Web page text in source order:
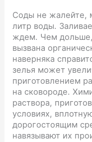
Соды не жалейте,
литр воды.
ждем. Чем
вызвана
наверняка
зелья может
приготовлением
на сковороде.
раствора,
условиях,
дорогостоящим
навязывают их